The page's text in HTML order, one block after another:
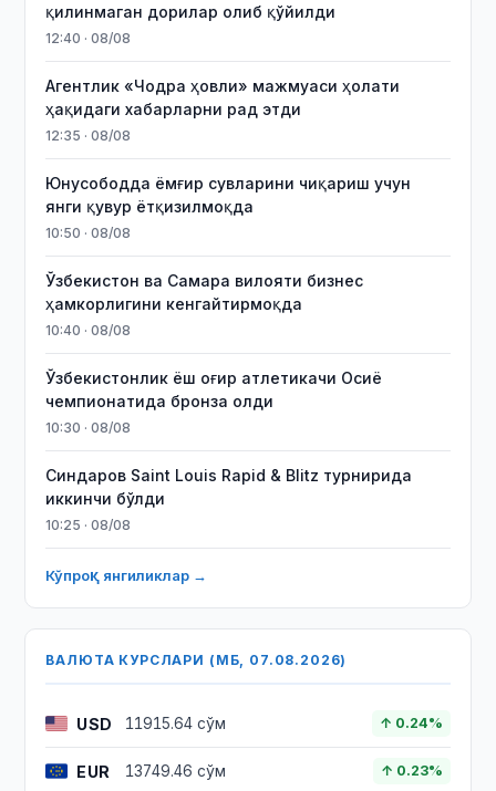
қилинмаган дорилар олиб қўйилди
12:40 · 08/08
Агентлик «Чодра ҳовли» мажмуаси ҳолати
ҳақидаги хабарларни рад этди
12:35 · 08/08
Юнусободда ёмғир сувларини чиқариш учун
янги қувур ётқизилмоқда
10:50 · 08/08
Ўзбекистон ва Самара вилояти бизнес
ҳамкорлигини кенгайтирмоқда
10:40 · 08/08
Ўзбекистонлик ёш оғир атлетикачи Осиё
чемпионатида бронза олди
10:30 · 08/08
Синдаров Saint Louis Rapid & Blitz турнирида
иккинчи бўлди
10:25 · 08/08
Кўпроқ янгиликлар →
ВАЛЮТА КУРСЛАРИ (МБ, 07.08.2026)
USD 11915.64 сўм ↑ 0.24%
EUR 13749.46 сўм ↑ 0.23%